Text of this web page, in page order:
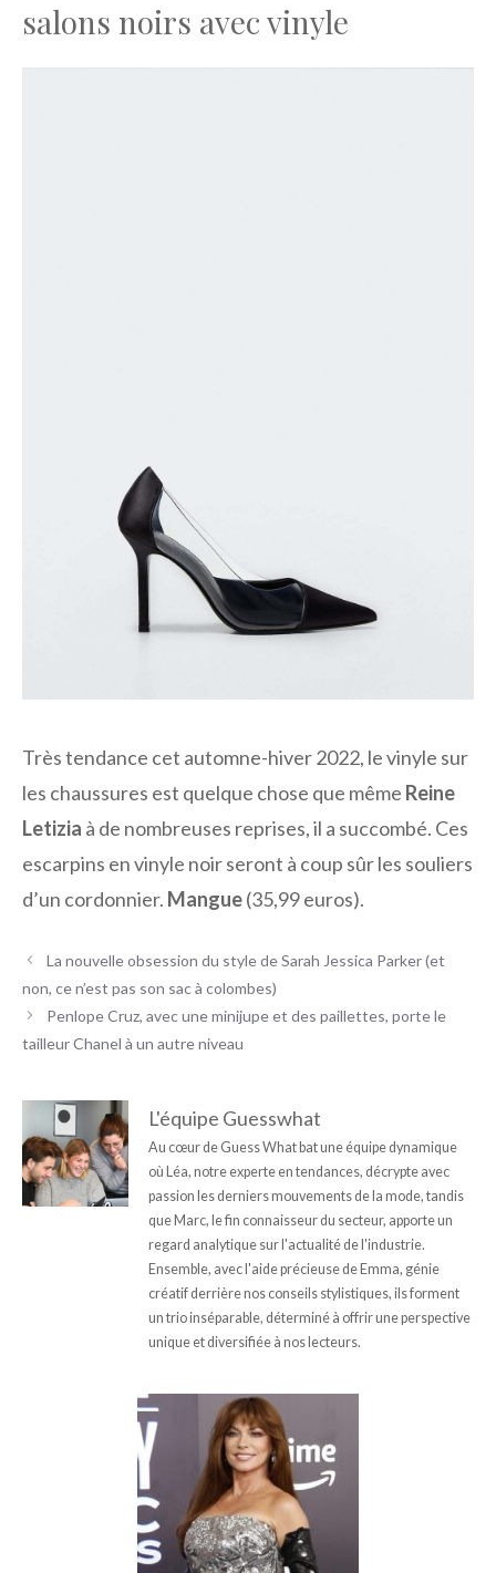
salons noirs avec vinyle
Très tendance cet automne-hiver 2022, le vinyle sur
les chaussures est quelque chose que même Reine
Letizia à de nombreuses reprises, il a succombé. Ces
escarpins en vinyle noir seront à coup sûr les souliers
d’un cordonnier. Mangue(35,99 euros).
La nouvelle obsession du style de Sarah Jessica Parker (et
non, ce n’est pas son sac à colombes)
Penlope Cruz, avec une minijupe et des paillettes, porte le
tailleur Chanel à un autre niveau
L'équipe Guesswhat
Au cœur de Guess What bat une équipe dynamique
où Léa, notre experte en tendances, décrypte avec
passion les derniers mouvements de la mode, tandis
que Marc, le fin connaisseur du secteur, apporte un
regard analytique sur l'actualité de l'industrie.
Ensemble, avec l'aide précieuse de Emma, génie
créatif derrière nos conseils stylistiques, ils forment
un trio inséparable, déterminé à offrir une perspective
unique et diversifiée à nos lecteurs.